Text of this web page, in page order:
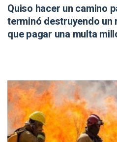
Quiso hacer un camino
terminó destruyendo
que pagar una multa